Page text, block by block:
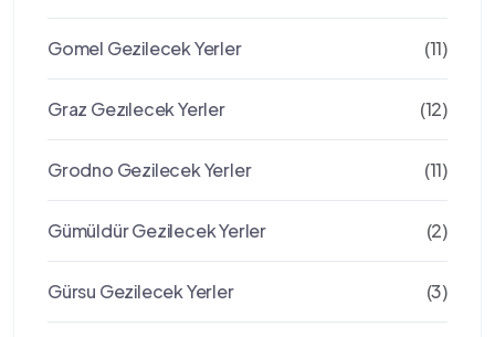
Gomel Gezilecek Yerler (11)
Graz Gezılecek Yerler (12)
Grodno Gezilecek Yerler (11)
Gümüldür Gezilecek Yerler (2)
Gürsu Gezilecek Yerler (3)